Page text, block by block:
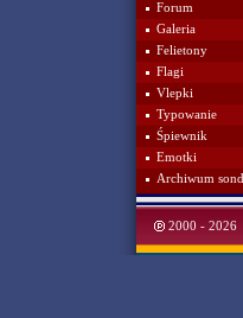
Forum
Galeria
Felietony
Flagi
Vlepki
Typowanie
Śpiewnik
Emotki
Archiwum sond
2000 - 2026